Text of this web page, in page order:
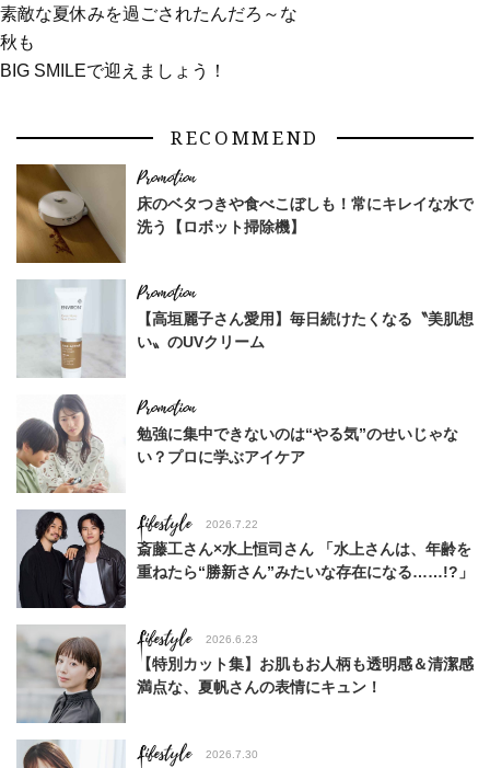
素敵な夏休みを過ごされたんだろ～な
秋も
BIG SMILEで迎えましょう！
RECOMMEND
床のベタつきや食べこぼしも！常にキレイな水で
洗う【ロボット掃除機】
【高垣麗子さん愛用】毎日続けたくなる〝美肌想
い〟のUVクリーム
勉強に集中できないのは“やる気”のせいじゃな
い？プロに学ぶアイケア
Lifestyle 2026.7.22
斎藤工さん×水上恒司さん 「水上さんは、年齢を
重ねたら“勝新さん”みたいな存在になる……!?」
Lifestyle 2026.6.23
【特別カット集】お肌もお人柄も透明感＆清潔感
満点な、夏帆さんの表情にキュン！
Lifestyle 2026.7.30